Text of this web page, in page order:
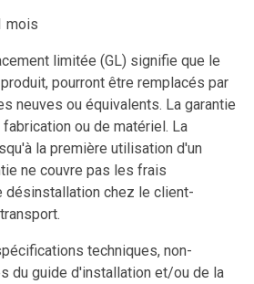
mois
limitée (GL) signifie que le
pourront être remplacés par
neuves ou équivalents. La garantie
ou de matériel. La
la première utilisation d'un
ne couvre pas les frais
chez le client-
techniques, non-
du guide d'installation et/ou de la